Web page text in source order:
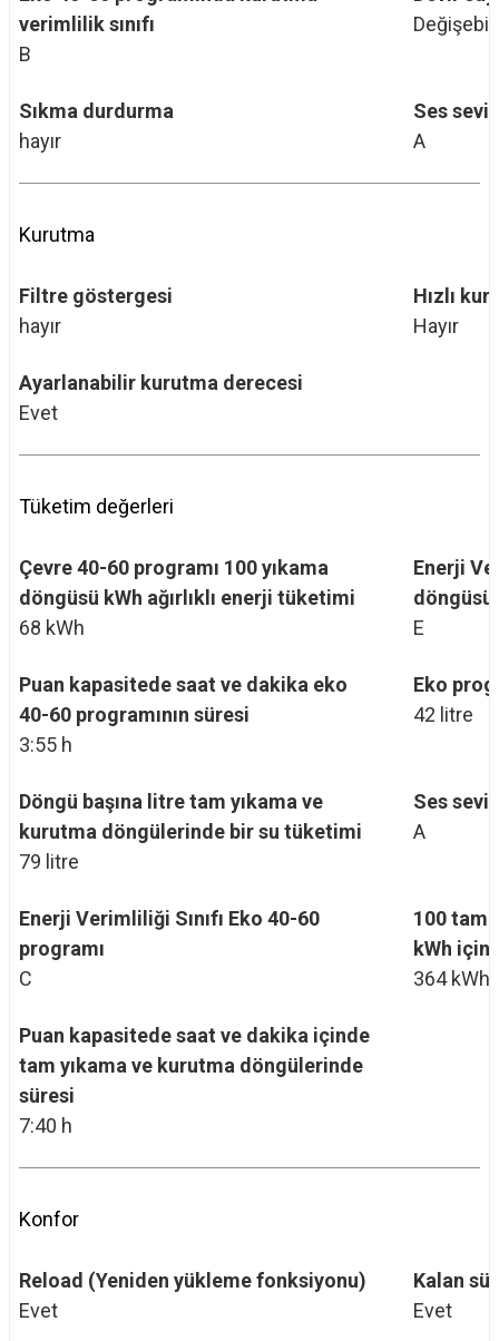
verimlilik sınıfı
B
Sıkma durdurma
hayır
Ses
A
Kurutma
Filtre göstergesi
hayır
Hızlı
Hayır
Ayarlanabilir kurutma derecesi
Evet
Tüketim değerleri
Çevre 40-60 programı 100 yıkama
döngüsü kWh ağırlıklı enerji tüketimi
68 kWh
Enerji
döngüsü
E
Puan kapasitede saat ve dakika eko
40-60 programının süresi
3:55 h
Eko
42 litre
Döngü başına litre tam yıkama ve
kurutma döngülerinde bir su tüketimi
79 litre
Ses
A
Enerji Verimliliği Sınıfı Eko 40-60
programı
C
100 tam
kWh
364 kWh
Puan kapasitede saat ve dakika içinde
tam yıkama ve kurutma döngülerinde
süresi
7:40 h
Konfor
Reload (Yeniden yükleme fonksiyonu)
Evet
Kalan
Evet